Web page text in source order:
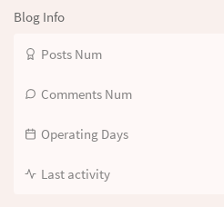
Blog Info
Posts Num
Comments Num
Operating Days
Last activity